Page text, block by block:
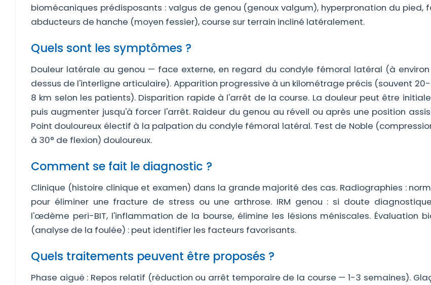
biomécaniques prédisposants : valgus de genou (genoux valgum), hyperpronation du pied,
abducteurs de hanche (moyen fessier), course sur terrain incliné latéralement.
Quels sont les symptômes ?
Douleur latérale au genou — face externe, en regard du condyle fémoral latéral (à
dessus de l'interligne articulaire). Apparition progressive à un kilométrage précis (souvent
8 km selon les patients). Disparition rapide à l'arrêt de la course. La douleur peut être
puis augmenter jusqu'à forcer l'arrêt. Raideur du genou au réveil ou après une position
Point douloureux électif à la palpation du condyle fémoral latéral. Test de Noble
à 30° de flexion) douloureux.
Comment se fait le diagnostic ?
Clinique (histoire clinique et examen) dans la grande majorité des cas. Radiographies :
pour éliminer une fracture de stress ou une arthrose. IRM genou : si doute
l'œdème peri-BIT, l'inflammation de la bourse, élimine les lésions méniscales. Évaluation
(analyse de la foulée) : peut identifier les facteurs favorisants.
Quels traitements peuvent être proposés ?
Phase aiguë : Repos relatif (réduction ou arrêt temporaire de la course — 1-3 semaines).